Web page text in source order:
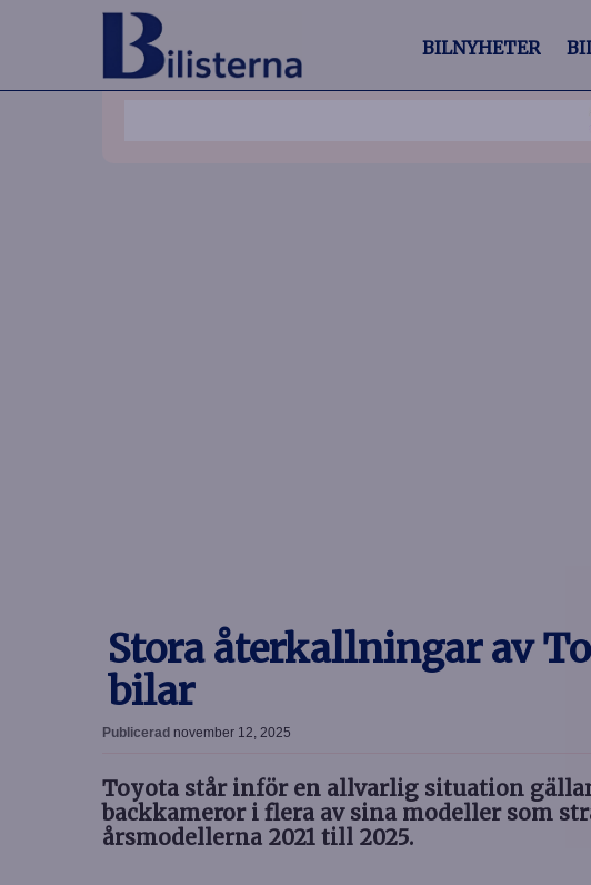
BILNYHETER
Stora återkallningar av
bilar
Publicerad november 12, 2025
Toyota står inför en allvarlig situation
backkameror i flera av sina modeller som
årsmodellerna 2021 till 2025.